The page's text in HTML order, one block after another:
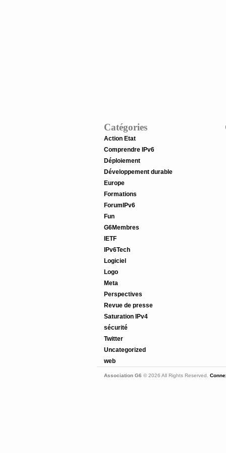
Catégories
Action Etat
Comprendre IPv6
Déploiement
Développement durable
Europe
Formations
ForumIPv6
Fun
G6Membres
IETF
IPv6Tech
Logiciel
Logo
Meta
Perspectives
Revue de presse
Saturation IPv4
sécurité
Twitter
Uncategorized
web
Association G6 © 2026 All Rights Reserved.